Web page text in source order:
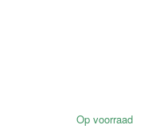
Op voorraad